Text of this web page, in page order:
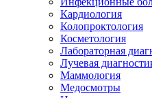
Кардиология
Колопроктология
Косметология
Лабораторная
Лучевая
Маммология
Медосмотры